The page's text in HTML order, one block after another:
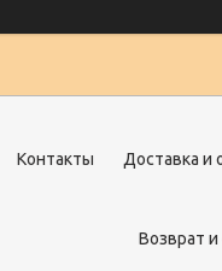
Контакты Доставка и
Возврат